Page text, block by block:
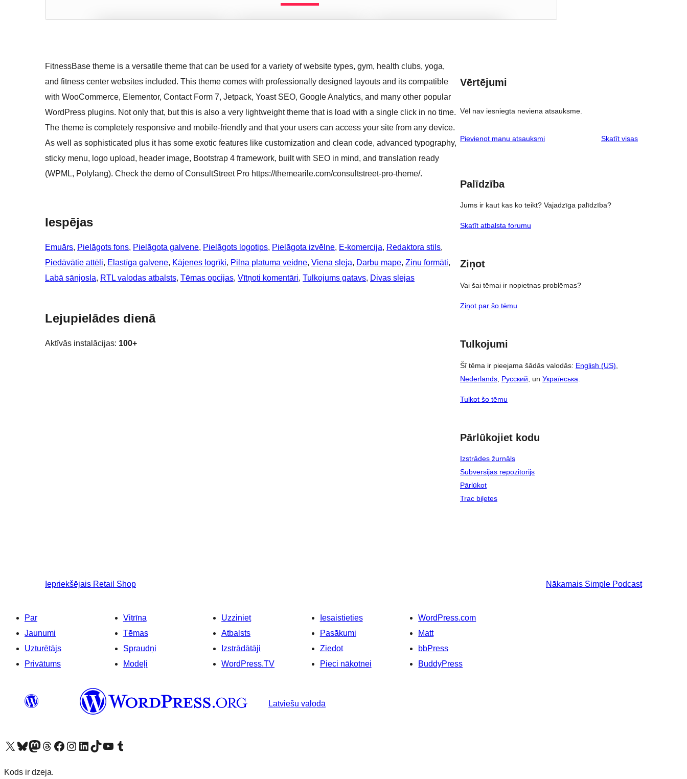
FitnessBase theme is a versatile theme that can be used for a variety of website types, gym, health clubs, yoga,
and fitness center websites included. This theme comes with professionally designed layouts and its compatible
with WooCommerce, Elementor, Contact Form 7, Jetpack, Yoast SEO, Google Analytics, and many other popular
WordPress plugins. Not only that, but this is also a very lightweight theme that is load with a single click in no time.
The theme is completely responsive and mobile-friendly and that your users can access your site from any device.
As well as sophisticated plus it has some exotic features like customization and clean code, advanced typography,
sticky menu, logo upload, header image, Bootstrap 4 framework, built with SEO in mind, and translation ready
(WPML, Polylang). Check the demo of ConsultStreet Pro https://themearile.com/consultstreet-pro-theme/.
Iespējas
Emuārs, Pielāgots fons, Pielāgota galvene, Pielāgots logotips, Pielāgota izvēlne, E-komercija, Redaktora stils
Piedāvātie attēli, Elastīga galvene, Kājenes logrīki, Pilna platuma veidne, Viena sleja, Darbu mape, Ziņu formāti
Labā sānjosla, RTL valodas atbalsts, Tēmas opcijas, Vītņoti komentāri, Tulkojums gatavs, Divas slejas
Lejupielādes dienā
Aktīvās instalācijas: 100+
Vērtējumi
Vēl nav iesniegta neviena atsauksme.
Pievienot manu atsauksmi Skatīt visasatsauksmes
Palīdzība
Jums ir kaut kas ko teikt? Vajadzīga palīdzība?
Skatīt atbalsta forumu
Ziņot
Vai šai tēmai ir nopietnas problēmas?
Ziņot par šo tēmu
Tulkojumi
Šī tēma ir pieejama šādās valodās: English (US)
Nederlands Русский , un Українська
Tulkot šo tēmu
Pārlūkojiet kodu
Izstrādes žurnāls
Subversijas repozitorijs
Pārlūkot
Trac biļetes
Iepriekšējais Retail Shop Nākamais Simple Podcast
Par
Jaunumi
Uzturētājs
Privātums
Vitrīna
Tēmas
Spraudņi
Modeļi
Uzziniet
Atbalsts
Izstrādātāji
WordPress.TV
Iesaistieties
Pasākumi
Ziedot
Pieci nākotnei
WordPress.com
Matt
bbPress
BuddyPress
Latviešu valodā
Apmeklējiet mūsu X (agrāk Twitter) kontu
Apmeklējiet mūsu Bluesky kontu
Apmeklējiet mūsu Mastodon kontu
Apmeklējiet mūsu Threads kontu
Apmeklējiet mūsu Facebook lapuApmeklējiet mūsu Instagram kontu
Apmeklējiet mūsu LinkedIn kontu
Apmeklējiet mūsu TikTok kontu
Apmeklējiet mūsu YouTube kanālu
Apmeklējiet mūsu Tumblr kontu
Kods ir dzeja.